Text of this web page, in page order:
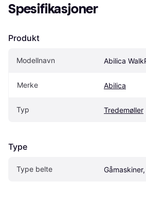
Spesifikasjoner
Produkt
Modellnavn Abilica
Merke Abilica
Typ Tredemøller
Type
Type belte